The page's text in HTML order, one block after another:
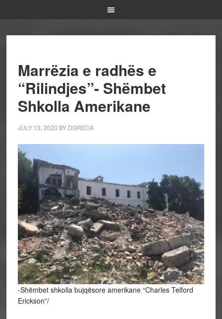
Marrëzia e radhës e
“Rilindjes”- Shëmbet
Shkolla Amerikane
JULY 13, 2020 BY DGRECA
-Shëmbet shkolla bujqësore amerikane “Charles Telford
Erickson”/